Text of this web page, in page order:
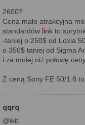
2600?
Cena mało atrakcyjna
standardów link to
-taniej o:250$ od Loxia
o 350$ taniej od Sigma
i za mniej niż połowę
Z ceną Sony FE 50/1.8
qqrq
@ikit